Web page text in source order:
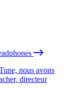
nous avons
directeur